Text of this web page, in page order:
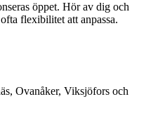
öppet. Hör av dig och
flexibilitet att anpassa.
Ovanåker, Viksjöfors och